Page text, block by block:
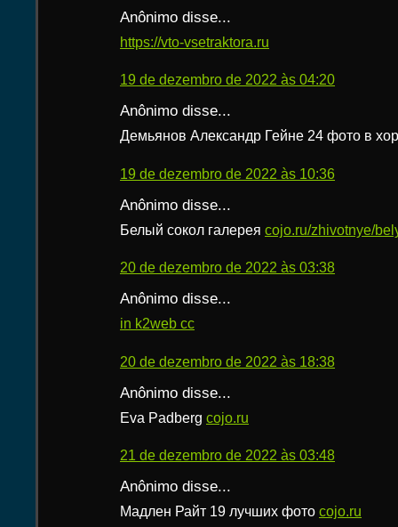
Anônimo disse...
https://vto-vsetraktora.ru
19 de dezembro de 2022 às 04:20
Anônimo disse...
Демьянов Александр Гейне 24 фото в
19 de dezembro de 2022 às 10:36
Anônimo disse...
Белый сокол галерея cojo.ru/zhivotnye/
20 de dezembro de 2022 às 03:38
Anônimo disse...
in k2web cc
20 de dezembro de 2022 às 18:38
Anônimo disse...
Eva Padberg cojo.ru
21 de dezembro de 2022 às 03:48
Anônimo disse...
Мадлен Райт 19 лучших фото cojo.ru